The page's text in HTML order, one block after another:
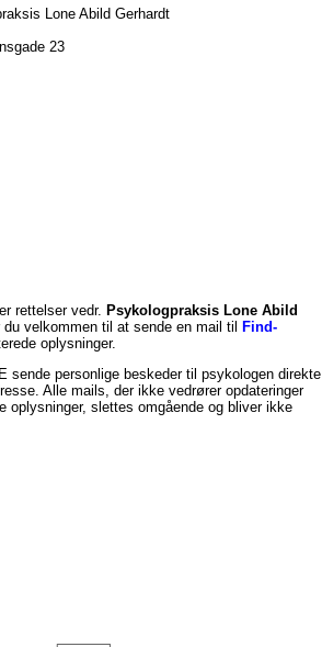
Lone Abild Gerhardt
23
rettelser vedr. Psykologpraksis Lone Abild
du velkommen til at sende en mail til
Find-
oplysninger.
sende personlige beskeder til psykologen direkte
Alle mails, der ikke vedrører opdateringer
oplysninger, slettes omgående og bliver ikke